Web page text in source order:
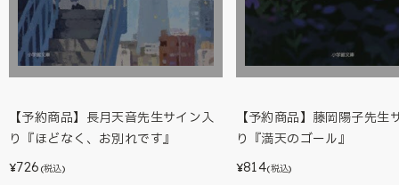
【予約商品】長月天音先生サイン入
り『ほどなく、お別れです』
¥726 (税込)
【予約商品】藤岡陽子先生
り『満天のゴール』
¥814(税込)